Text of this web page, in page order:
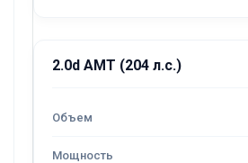
2.0d AMT (204 л.с.)